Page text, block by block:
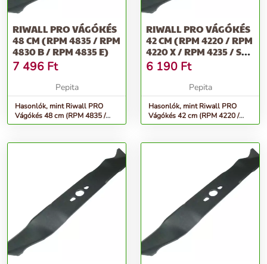
RIWALL PRO VÁGÓKÉS
48 CM (RPM 4835 / RPM
4830 B / RPM 4835 E)
7 496 Ft
Pepita
Hasonlók, mint Riwall PRO
Vágókés 48 cm (RPM 4835 /
RPM 4830 B / RPM 4835 E)
RIWALL PRO VÁGÓKÉS
42 CM (RPM 4220 / RPM
4220 X / RPM 4235 / SP
420)
6 190 Ft
Pepita
Hasonlók, mint Riwall PRO
Vágókés 42 cm (RPM 4220 /
RPM 4220 X / RPM 4235 / SP